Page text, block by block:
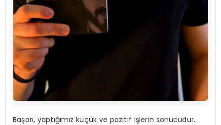
Başarı, yaptığımız küçük ve pozitif işlerin sonucudur.